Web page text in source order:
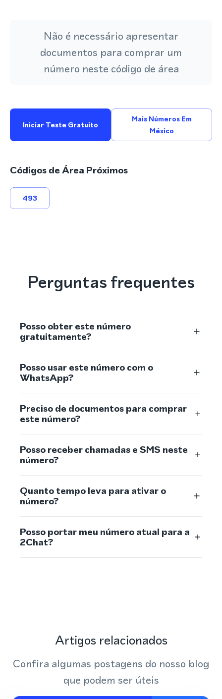
Não é necessário apresentar
documentos para comprar um
número neste código de área
Iniciar Teste Gratuito
Mais Números Em
México
Códigos de Área Próximos
493
Perguntas frequentes
Posso obter este número
gratuitamente?
Posso usar este número com o
WhatsApp?
Preciso de documentos para comprar
este número?
Posso receber chamadas e SMS neste
número?
Quanto tempo leva para ativar o
número?
Posso portar meu número atual para a
2Chat?
Artigos relacionados
Confira algumas postagens do nosso blog
que podem ser úteis